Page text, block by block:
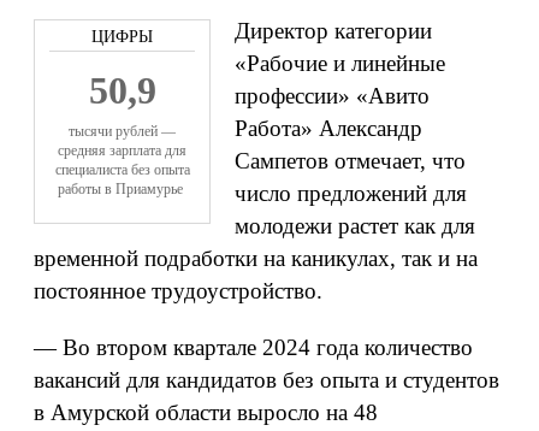
50,9
тысячи рублей —
средняя зарплата для
специалиста без опыта
работы в Приамурье
Директор категории
«Рабочие и линейные
профессии» «Авито
Работа» Александр
Сампетов отмечает, что
число предложений для
молодежи растет как для
временной подработки на каникулах, так и на
постоянное трудоустройство.
— Во втором квартале 2024 года количество
вакансий для кандидатов без опыта и студентов
в Амурской области выросло на 48